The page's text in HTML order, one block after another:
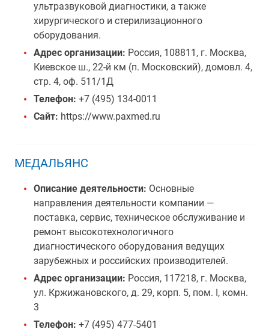
ультразвуковой диагностики, а также
хирургического и стерилизационного
оборудования.
Адрес организации: Россия, 108811, г. Москва,
Киевское ш., 22-й км (п. Московский), домовл. 4,
стр. 4, оф. 511/1Д
Телефон: +7 (495) 134-0011
Сайт: https://www.paxmed.ru
МЕДАЛЬЯНС
Описание деятельности: Основные
направления деятельности компании —
поставка, сервис, техническое обслуживание и
ремонт высокотехнологичного
диагностического оборудования ведущих
зарубежных и российских производителей.
Адрес организации: Россия, 117218, г. Москва,
ул. Кржижановского, д. 29, корп. 5, пом. I, комн.
3
Телефон: +7 (495) 477-5401